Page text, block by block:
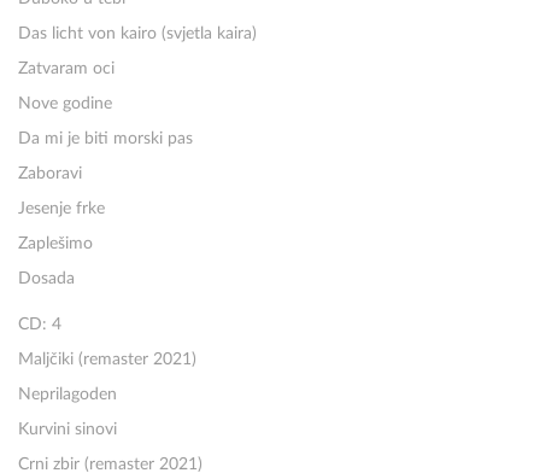
Das licht von kairo (svjetla kaira)
Zatvaram oci
Nove godine
Da mi je biti morski pas
Zaboravi
Jesenje frke
Zaplešimo
Dosada
CD: 4
Maljčiki (remaster 2021)
Neprilagoden
Kurvini sinovi
Crni zbir (remaster 2021)